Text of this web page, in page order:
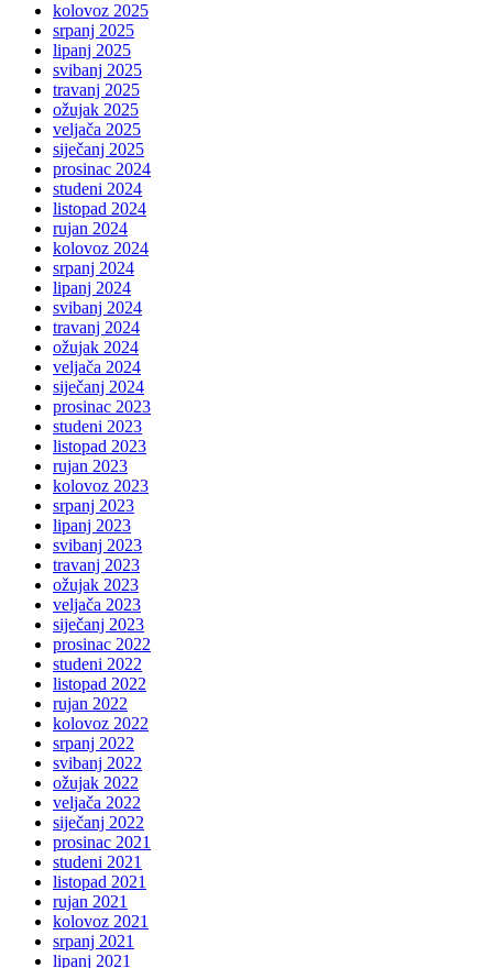
kolovoz 2025
srpanj 2025
lipanj 2025
svibanj 2025
travanj 2025
ožujak 2025
veljača 2025
siječanj 2025
prosinac 2024
studeni 2024
listopad 2024
rujan 2024
kolovoz 2024
srpanj 2024
lipanj 2024
svibanj 2024
travanj 2024
ožujak 2024
veljača 2024
siječanj 2024
prosinac 2023
studeni 2023
listopad 2023
rujan 2023
kolovoz 2023
srpanj 2023
lipanj 2023
svibanj 2023
travanj 2023
ožujak 2023
veljača 2023
siječanj 2023
prosinac 2022
studeni 2022
listopad 2022
rujan 2022
kolovoz 2022
srpanj 2022
svibanj 2022
ožujak 2022
veljača 2022
siječanj 2022
prosinac 2021
studeni 2021
listopad 2021
rujan 2021
kolovoz 2021
srpanj 2021
lipanj 2021